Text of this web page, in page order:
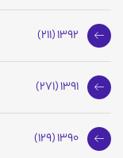
1392 (211)
1391 (271)
1390 (129)